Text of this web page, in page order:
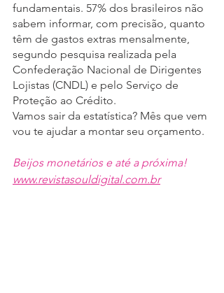
fundamentais. 57% dos brasileiros não
sabem informar, com precisão, quanto
têm de gastos extras mensalmente,
segundo pesquisa realizada pela
Confederação Nacional de Dirigentes
Lojistas (CNDL) e pelo Serviço de
Proteção ao Crédito.
Vamos sair da estatística? Mês que vem
vou te ajudar a montar seu orçamento.
Beijos monetários e até a próxima!
www.revistasouldigital.com.br